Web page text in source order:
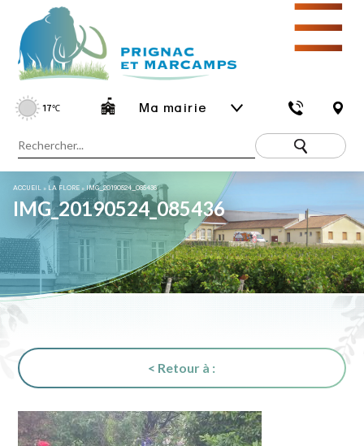
17℃ Ma mairie
☰
ACCUEIL » LA FLORE » IMG_20190524_085436
IMG_20190524_085436
< Retour à :